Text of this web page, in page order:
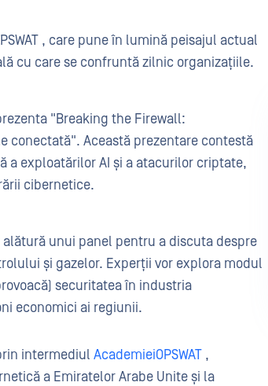
, care pune în lumină peisajul actual
cu care se confruntă zilnic organizațiile.
"Breaking the Firewall:
conectată". Această prezentare contestă
exploatărilor AI și a atacurilor criptate,
cibernetice.
unui panel pentru a discuta despre
și gazelor. Experții vor explora modul
securitatea în industria
economici ai regiunii.
intermediul AcademieiOPSWAT ,
a Emiratelor Arabe Unite și la